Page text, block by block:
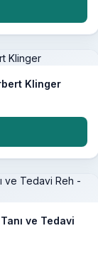
Klinger
ve Tedavi